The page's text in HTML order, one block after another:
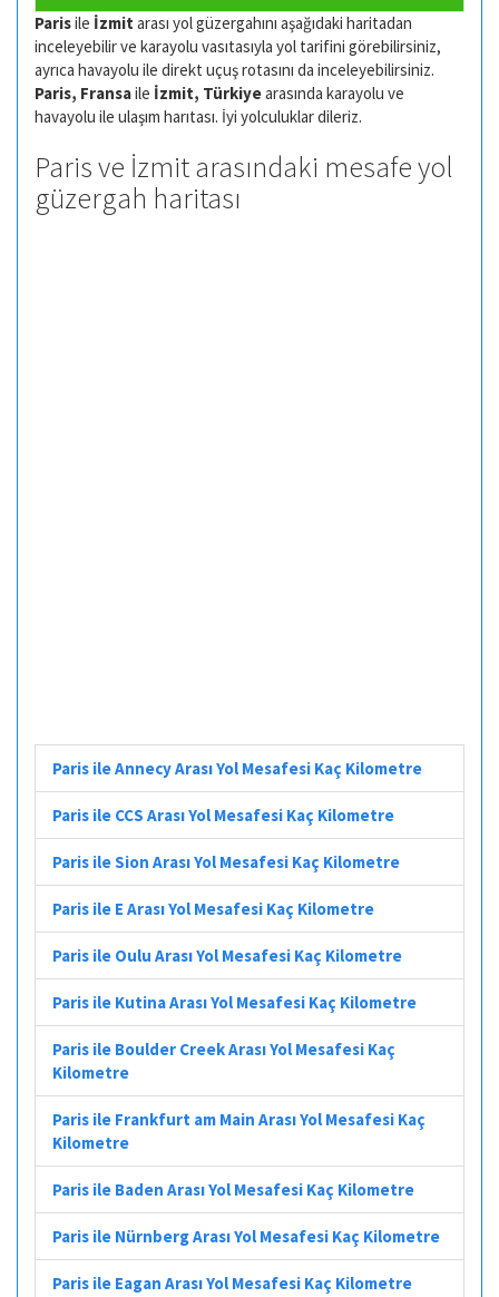
Parisile İzmit arası yol güzergahını aşağıdaki haritadan
inceleyebilir ve karayolu vasıtasıyla yol tarifini görebilirsiniz,
ayrıca havayolu ile direkt uçuş rotasını da inceleyebilirsiniz.
Paris, Fransaile İzmit, Türkiyearasında karayolu ve
havayolu ile ulaşım harıtası. İyi yolculuklar dileriz.
Paris ve İzmit arasındaki mesafe yol
güzergah haritası
Paris ile Annecy Arası Yol Mesafesi Kaç Kilometre
Paris ile CCS Arası Yol Mesafesi Kaç Kilometre
Paris ile Sion Arası Yol Mesafesi Kaç Kilometre
Paris ile E Arası Yol Mesafesi Kaç Kilometre
Paris ile Oulu Arası Yol Mesafesi Kaç Kilometre
Paris ile Kutina Arası Yol Mesafesi Kaç Kilometre
Paris ile Boulder Creek Arası Yol Mesafesi Kaç
Kilometre
Paris ile Frankfurt am Main Arası Yol Mesafesi Kaç
Kilometre
Paris ile Baden Arası Yol Mesafesi Kaç Kilometre
Paris ile Nürnberg Arası Yol Mesafesi Kaç Kilometre
Paris ile Eagan Arası Yol Mesafesi Kaç Kilometre